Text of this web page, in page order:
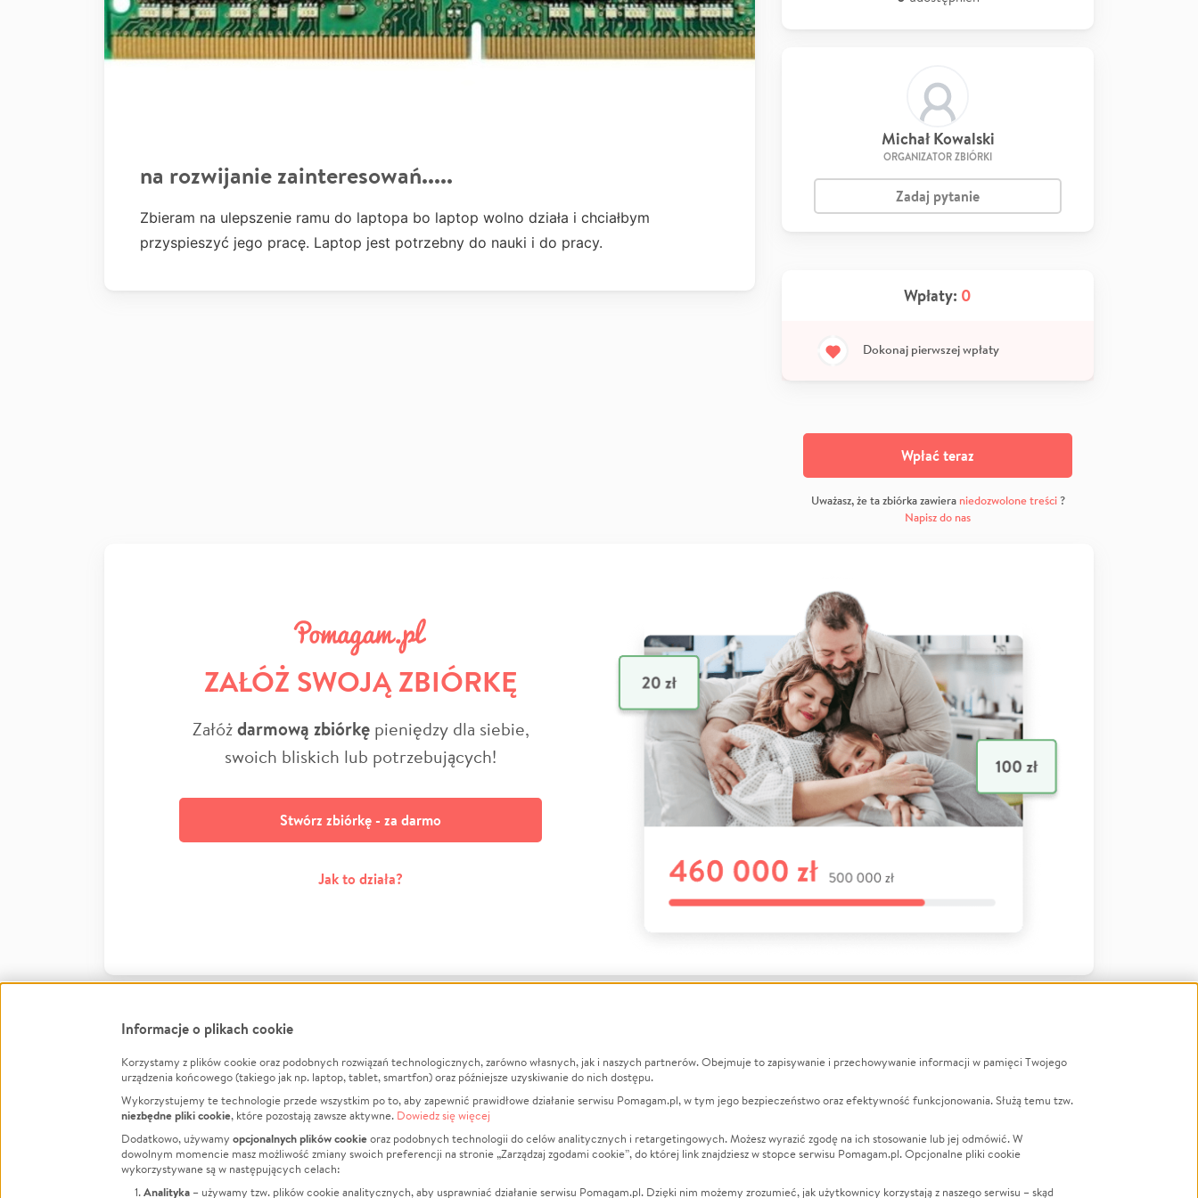
na rozwijanie zainteresowań.....
Zbieram na ulepszenie ramu do laptopa bo laptop wolno działa i chciałbym
przyspieszyć jego pracę. Laptop jest potrzebny do nauki i do pracy.
Michał Kowalski
ORGANIZATOR ZBIÓRKI
Zadaj pytanie
Wpłaty: 0
Dokonaj pierwszej wpłaty
Wpłać teraz
Uważasz, że ta zbiórka zawiera niedozwolone treści?
Napisz do nas
ZAŁÓŻ SWOJĄ ZBIÓRKĘ
Załóżdarmową zbiórkępieniędzy dla siebie,
swoich bliskich lub potrzebujących!
Stwórz zbiórkę - za darmo
Jak to działa?
FacebookTwitter Instagram
LinkedInTikTok Youtube
Informacje
Jak to działa?
Regulamin
Polityka Prywatności
O nas
Opinie
Raporty
Za darmo
Zbieraj na
Leczenie
Zwierzęta
Pożar
LGBTQ+
Powódź
Wichura
Informacje o plikach cookie
Korzystamy z plików cookie oraz podobnych rozwiązań technologicznych, zarówno własnych, jak i naszych partnerów. Obejmuje to zapisywanie i przechowywanie informacji w pamięci Twojego
urządzenia końcowego (takiego jak np. laptop, tablet, smartfon) oraz późniejsze uzyskiwanie do nich dostępu.
Wykorzystujemy te technologie przede wszystkim po to, aby zapewnić prawidłowe działanie serwisu Pomagam.pl, w tym jego bezpieczeństwo oraz efektywność funkcjonowania. Służą temu tzw.
niezbędne pliki cookie, które pozostają zawsze aktywne. Dowiedz się więcej
Dodatkowo, używamy opcjonalnych plików cookieoraz podobnych technologii do celów analitycznych i retargetingowych. Możesz wyrazić zgodę na ich stosowanie lub jej odmówić. W
dowolnym momencie masz możliwość zmiany swoich preferencji na stronie „Zarządzaj zgodami cookie”, do której link znajdziesz w stopce serwisu Pomagam.pl. Opcjonalne pliki cookie
wykorzystywane są w następujących celach:
Analityka – używamy tzw. plików cookie analitycznych, aby usprawniać działanie serwisu Pomagam.pl. Dzięki nim możemy zrozumieć, jak użytkownicy korzystają z naszego serwisu – skąd